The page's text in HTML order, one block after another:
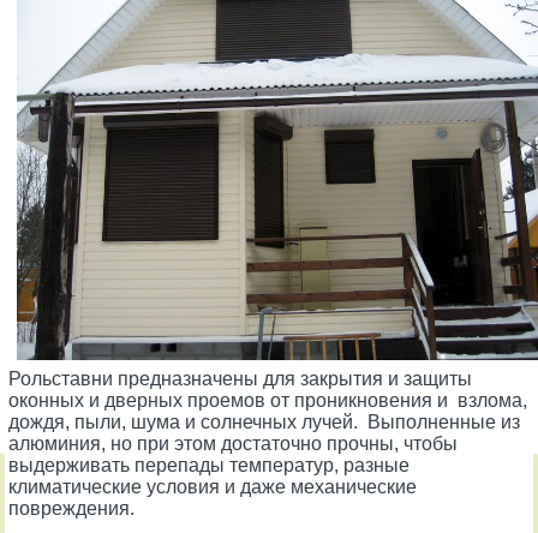
Рольставни предназначены для закрытия и защиты
оконных и дверных проемов от проникновения и взлома,
дождя, пыли, шума и солнечных лучей. Выполненные из
алюминия, но при этом достаточно прочны, чтобы
выдерживать перепады температур, разные
климатические условия и даже механические
повреждения.